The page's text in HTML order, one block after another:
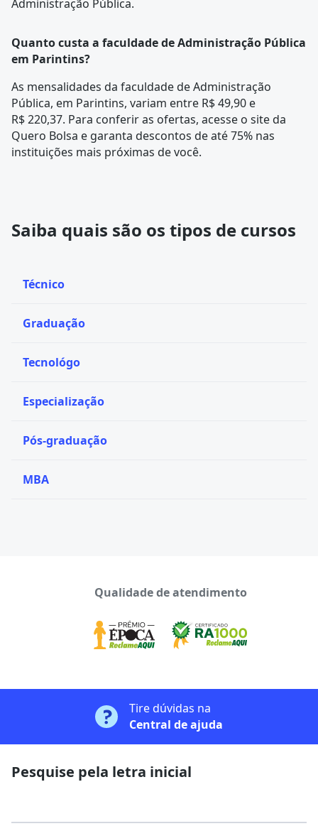
Administração Pública.
Quanto custa a faculdade de Administração Pública
em Parintins?
As mensalidades da faculdade de Administração
Pública, em Parintins, variam entre R$ 49,90 e
R$ 220,37. Para conferir as ofertas, acesse o site da
Quero Bolsa e garanta descontos de até 75% nas
instituições mais próximas de você.
Saiba quais são os tipos de cursos
Técnico
Graduação
Tecnológo
Especialização
Pós-graduação
MBA
Qualidade de atendimento
Tire dúvidas na
Central de ajuda
Pesquise pela letra inicial